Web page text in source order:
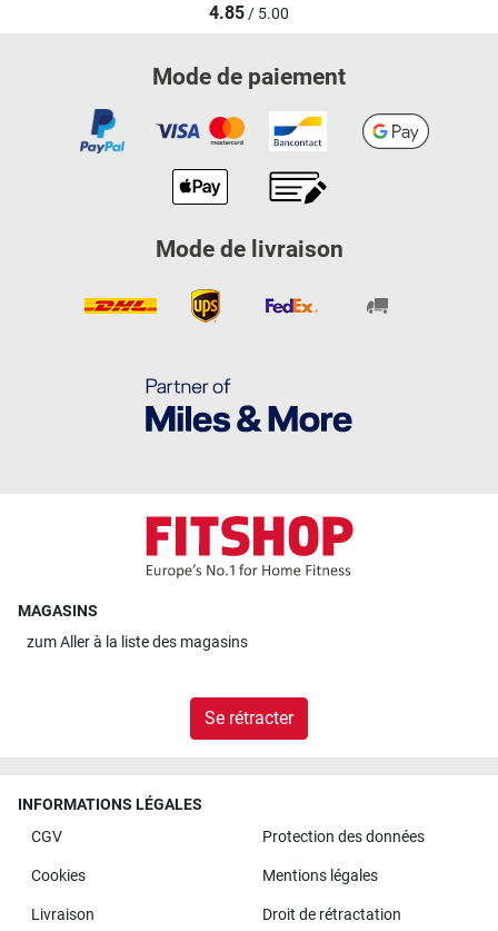
4.85/ 5.00
Mode de paiement
Mode de livraison
MAGASINS
zumAller à la liste des magasins
Se rétracter
INFORMATIONS LÉGALES
CGV
Protection des données
Cookies Mentions légales
Livraison Droit de rétractation